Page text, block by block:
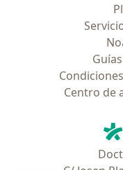
Centro de